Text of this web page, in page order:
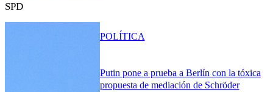
SPD
Putin pone a prueba a Berlín con la tóxica
propuesta de mediación de Schröder
POLÍTICA